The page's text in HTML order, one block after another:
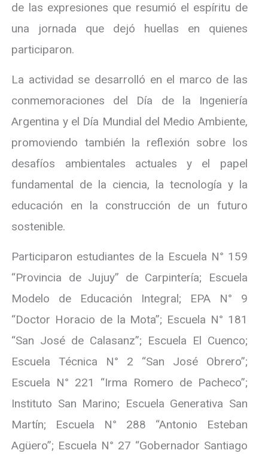
de las expresiones que resumió el espíritu de
una jornada que dejó huellas en quienes
participaron.
La actividad se desarrolló en el marco de las
conmemoraciones del Día de la Ingeniería
Argentina y el Día Mundial del Medio Ambiente,
promoviendo también la reflexión sobre los
desafíos ambientales actuales y el papel
fundamental de la ciencia, la tecnología y la
educación en la construcción de un futuro
sostenible.
Participaron estudiantes de la Escuela N° 159
“Provincia de Jujuy” de Carpintería; Escuela
Modelo de Educación Integral; EPA N° 9
“Doctor Horacio de la Mota”; Escuela N° 181
“San José de Calasanz”; Escuela El Cuenco;
Escuela Técnica N° 2 “San José Obrero”;
Escuela N° 221 “Irma Romero de Pacheco”;
Instituto San Marino; Escuela Generativa San
Martín; Escuela N° 288 “Antonio Esteban
Agüero”; Escuela N° 27 “Gobernador Santiago